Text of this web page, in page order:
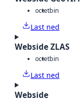
octetbin
Last ned
Webside ZLAS
octetbin
Last ned
Webside